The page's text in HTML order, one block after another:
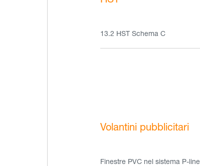
13.2 HST Schema C
Volantini pubblicitari
Finestre PVC nel sistema P-line